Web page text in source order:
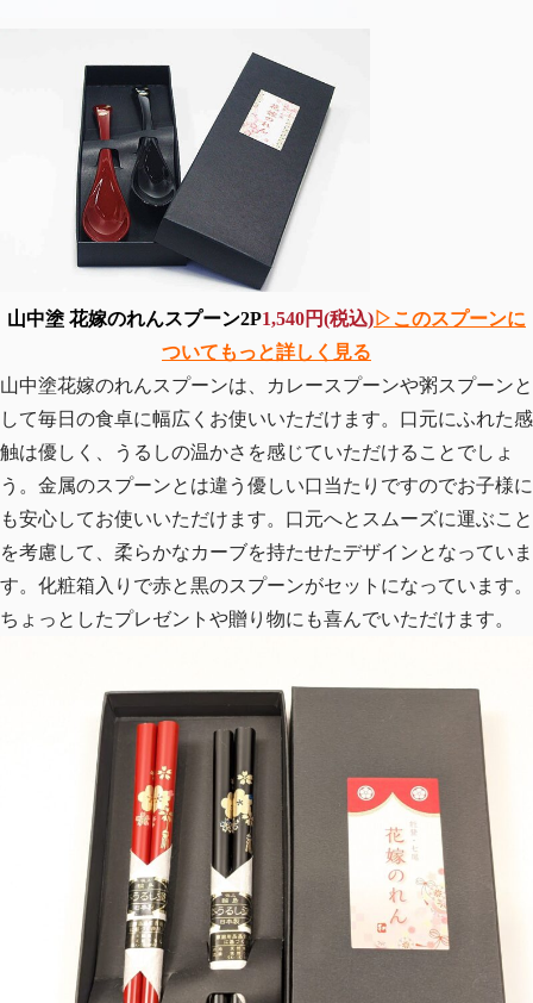
山中塗 花嫁のれんスプーン2P1,540円(税込)▷このスプーンに
ついてもっと詳しく見る
山中塗花嫁のれんスプーンは、カレースプーンや粥スプーンと
して毎日の食卓に幅広くお使いいただけます。口元にふれた感
触は優しく、うるしの温かさを感じていただけることでしょ
う。金属のスプーンとは違う優しい口当たりですのでお子様に
も安心してお使いいただけます。口元へとスムーズに運ぶこと
を考慮して、柔らかなカーブを持たせたデザインとなっていま
す。化粧箱入りで赤と黒のスプーンがセットになっています。
ちょっとしたプレゼントや贈り物にも喜んでいただけます。